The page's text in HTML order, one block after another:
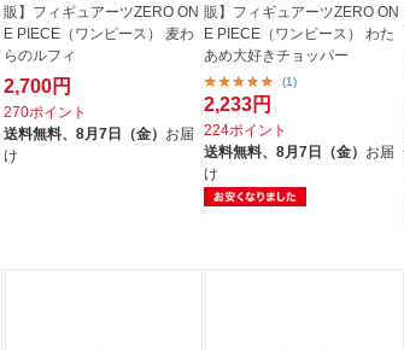
販】フィギュアーツZERO ON
E PIECE（ワンピース） 麦わ
らのルフィ
2,700円
270ポイント
送料無料、 8月7日（金） お届
け
販】フィギュアーツZERO ON
E PIECE（ワンピース） わた
あめ大好きチョッパー
(1)
2,233円
224ポイント
送料無料、8月7日（金） お届
け